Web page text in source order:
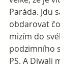
Paráda. Jdu
obdarovat
mizím do
podzimního
PS. A Diwali